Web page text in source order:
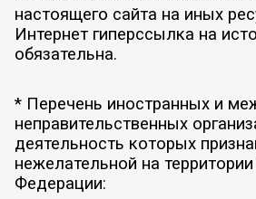
настоящего сайта на иных
Интернет гиперссылка на
обязательна.
* Перечень иностранных и
неправительственных
деятельность которых
нежелательной на
Федерации: